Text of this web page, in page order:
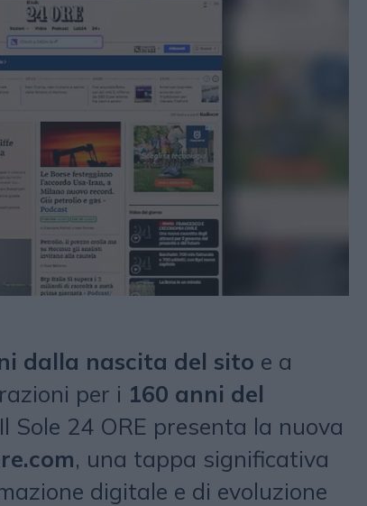
dalla nascita del sito e a
per i 160 anni del
Sole 24 ORE presenta la nuova
, una tappa significativa
digitale e di evoluzione